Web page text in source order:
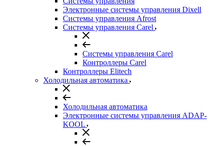
Электронные системы управления Dixell
Системы управления Afrost
Системы управления Carel
Системы управления Carel
Контроллеры Carel
Контроллеры Elitech
Холодильная автоматика
Холодильная автоматика
Электронные системы управления ADAP-
KOOL